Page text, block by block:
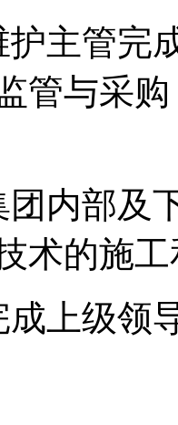
护主管完
管与采
团内部及
术的施
成上级领